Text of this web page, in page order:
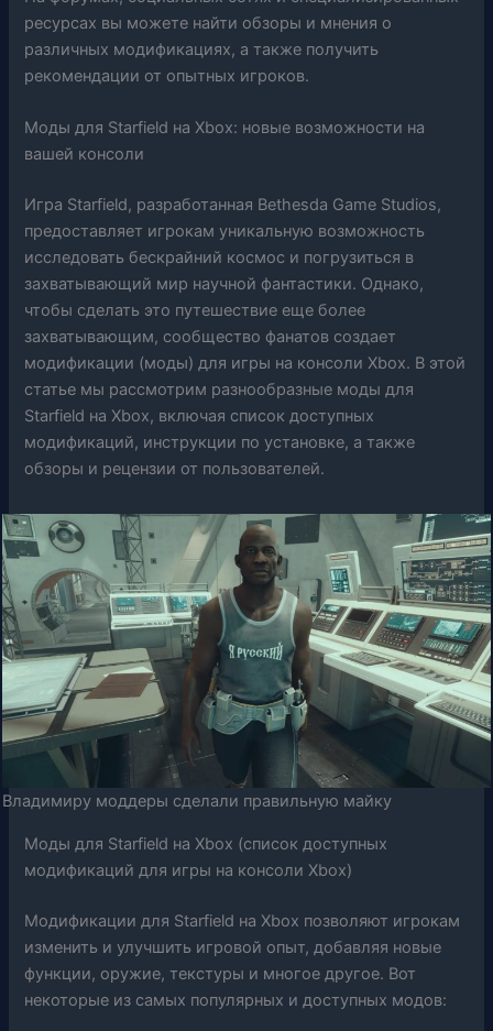
ресурсах вы можете найти обзоры и мнения о
различных модификациях, а также получить
рекомендации от опытных игроков.
Моды для Starfield на Xbox: новые возможности на
вашей консоли
Игра Starfield, разработанная Bethesda Game Studios,
предоставляет игрокам уникальную возможность
исследовать бескрайний космос и погрузиться в
захватывающий мир научной фантастики. Однако,
чтобы сделать это путешествие еще более
захватывающим, сообщество фанатов создает
модификации (моды) для игры на консоли Xbox. В этой
статье мы рассмотрим разнообразные моды для
Starfield на Xbox, включая список доступных
модификаций, инструкции по установке, а также
обзоры и рецензии от пользователей.
Владимиру моддеры сделали правильную майку
Моды для Starfield на Xbox (список доступных
модификаций для игры на консоли Xbox)
Модификации для Starfield на Xbox позволяют игрокам
изменить и улучшить игровой опыт, добавляя новые
функции, оружие, текстуры и многое другое. Вот
некоторые из самых популярных и доступных модов: